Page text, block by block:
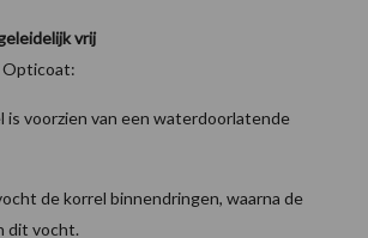
vrij
Opticoat:
voorzien van een waterdoorlatende
de korrel binnendringen, waarna de
dit vocht.